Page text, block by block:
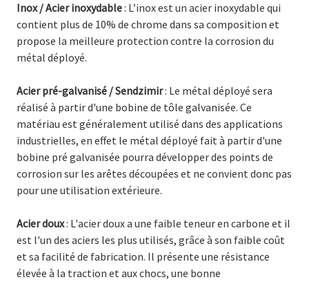
Inox / Acier inoxydable: L’inox est un acier inoxydable qui
contient plus de 10% de chrome dans sa composition et
propose la meilleure protection contre la corrosion du
métal déployé.
Acier pré-galvanisé / Sendzimir: Le métal déployé sera
réalisé à partir d'une bobine de tôle galvanisée. Ce
matériau est généralement utilisé dans des applications
industrielles, en effet le métal déployé fait à partir d'une
bobine pré galvanisée pourra développer des points de
corrosion sur les arêtes découpées et ne convient donc pas
pour une utilisation extérieure.
Acier doux: L'acier doux a une faible teneur en carbone et il
est l'un des aciers les plus utilisés, grâce à son faible coût
et sa facilité de fabrication. Il présente une résistance
élevée à la traction et aux chocs, une bonne